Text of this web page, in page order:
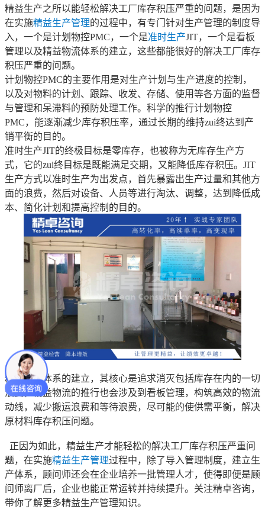
精益生产之所以能轻松解决工厂库存积压严重的问题，是因为
在实施精益生产管理的过程中，有专门针对生产管理的制度导
入，一个是计划物控PMC，一个是准时生产JIT，一个是看板
管理以及精益物流体系的建立，这些都能很好的解决工厂库存
积压严重的问题。
计划物控PMC的主要作用是对生产计划与生产进度的控制，
以及对物料的计划、跟踪、收发、存储、使用等各方面的监督
与管理和呆滞料的预防处理工作。科学的推行计划物控
PMC，能逐渐减少库存积压率，通过长期的维持zui终达到产
销平衡的目的。
准时生产JIT的终极目标是零库存，也被称为无库存生产方
式，它的zui终目标是既能满足交期，又能降低库存积压。JIT
生产方式以准时生产为出发点，首先暴露出生产过量和其他方
面的浪费，然后对设备、人员等进行淘汰、调整，达到降低成
本、简化计划和提高控制的目的。
精益物流体系的建立，其核心是追求消灭包括库存在内的一切
浪费，精益物流的推行也会涉及到看板管理，构筑高效的物流
动线，减少搬运浪费和等待浪费，尽可能的使供需平衡，解决
原材料库存积压问题。
正因为如此，精益生产才能轻松的解决工厂库存积压严重问
题，在实施精益生产管理过程中，除了导入管理制度，建立生
产体系，顾问师还会在企业培养一批管理人才，使得即便是顾
问师离厂后，企业也能正常运转并持续提升。关注精卓咨询，
带你了解更多精益生产管理知识。